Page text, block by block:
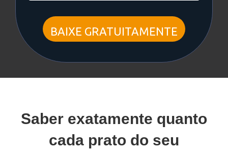
BAIXE GRATUITAMENTE
Saber exatamente quanto
cada prato do seu